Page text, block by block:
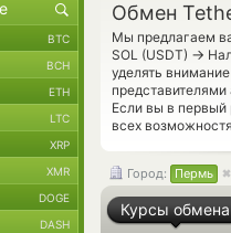
Обмен
Мы предлагаем
SOL (USDT) →
уделять
Если вы в первый
всех
Город: Пермь
Курсы обмена
BTC
BCH
ETH
LTC
XRP
XMR
DOGE
DASH